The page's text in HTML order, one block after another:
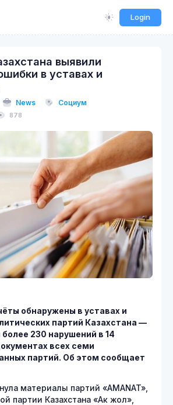
Login
выявили
в уставах и
News
Социум
878
обнаружены в уставах и
партий Казахстана —
более 230 нарушений в 14
всех семи
партий. Об этом сообщает
материалы партий «AMANAT»,
партии Казахстана «Ак жол»,